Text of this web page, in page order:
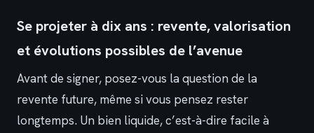
Se projeter à dix ans : revente, valorisation
et évolutions possibles de l’avenue
Avant de signer, posez-vous la question de la
revente future, même si vous pensez rester
longtemps. Un bien liquide, c’est-à-dire facile à